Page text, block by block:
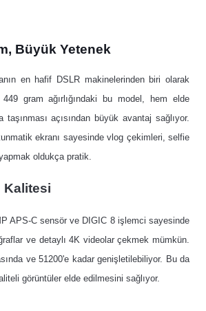
Büyük Yetenek
en hafif DSLR makinelerinden biri olarak
gram ağırlığındaki bu model, hem elde
taşınması açısından büyük avantaj sağlıyor.
ekranı sayesinde vlog çekimleri, selfie
oldukça pratik.
Kalitesi
APS-C sensör ve DIGIC 8 işlemci sayesinde
ve detaylı 4K videolar çekmek mümkün.
ve 51200'e kadar genişletilebiliyor. Bu da
görüntüler elde edilmesini sağlıyor.